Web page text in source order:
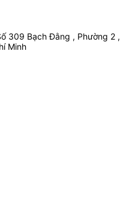
309 Bạch Đằng , Phường 2 ,
Minh